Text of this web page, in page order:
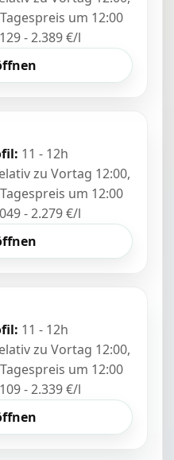
um 12:00
- 2.389 €/l
11 - 12h
zu Vortag 12:00,
um 12:00
- 2.279 €/l
11 - 12h
zu Vortag 12:00,
um 12:00
- 2.339 €/l